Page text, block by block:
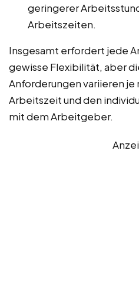
geringerer
Arbeitszeiten.
Insgesamt erfordert jede
gewisse Flexibilität, aber
Anforderungen variieren je
Arbeitszeit und den
mit dem Arbeitgeber.